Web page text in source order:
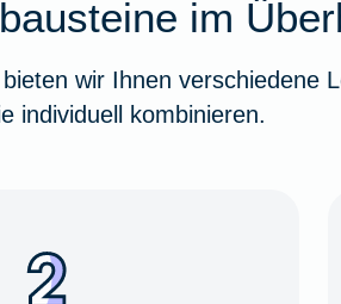
im
wir Ihnen verschiedene
individuell kombinieren.